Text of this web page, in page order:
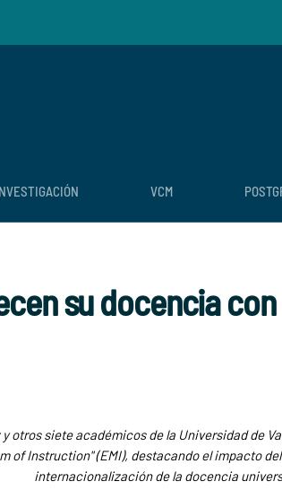
VCM
su docencia
y otros siete académicos de la Universidad de
of Instruction" (EMI), destacando el impacto
internacionalización de la docencia